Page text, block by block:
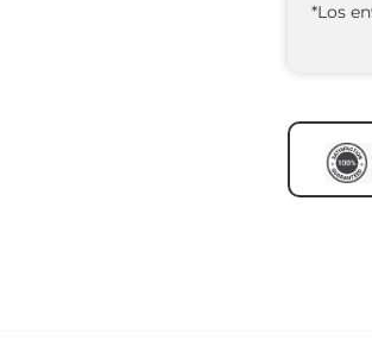
*Los